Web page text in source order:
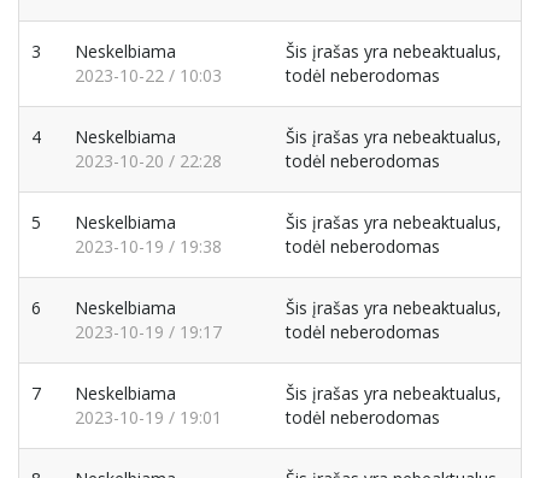
3
Neskelbiama
2023-10-22 / 10:03
Šis įrašas yra nebeaktualus,
todėl neberodomas
4
Neskelbiama
2023-10-20 / 22:28
Šis įrašas yra nebeaktualus,
todėl neberodomas
5
Neskelbiama
2023-10-19 / 19:38
Šis įrašas yra nebeaktualus,
todėl neberodomas
6
Neskelbiama
2023-10-19 / 19:17
Šis įrašas yra nebeaktualus,
todėl neberodomas
7
Neskelbiama
2023-10-19 / 19:01
Šis įrašas yra nebeaktualus,
todėl neberodomas